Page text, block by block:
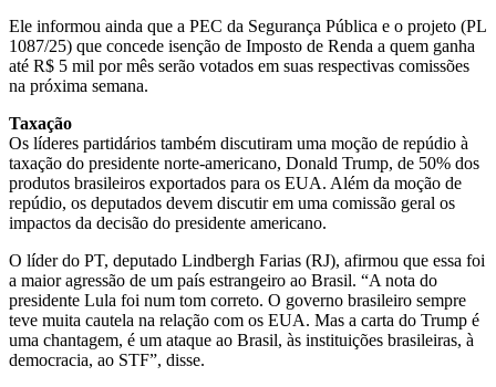
Ele informou ainda que a PEC da Segurança Pública e o projeto (PL
1087/25) que concede isenção de Imposto de Renda a quem ganha
até R$ 5 mil por mês serão votados em suas respectivas comissões
na próxima semana.
Taxação
Os líderes partidários também discutiram uma moção de repúdio à
taxação do presidente norte-americano, Donald Trump, de 50% dos
produtos brasileiros exportados para os EUA. Além da moção de
repúdio, os deputados devem discutir em uma comissão geral os
impactos da decisão do presidente americano.
O líder do PT, deputado Lindbergh Farias (RJ), afirmou que essa foi
a maior agressão de um país estrangeiro ao Brasil. “A nota do
presidente Lula foi num tom correto. O governo brasileiro sempre
teve muita cautela na relação com os EUA. Mas a carta do Trump é
uma chantagem, é um ataque ao Brasil, às instituições brasileiras, à
democracia, ao STF”, disse.